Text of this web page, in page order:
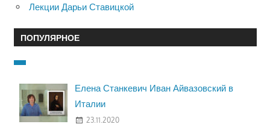
Лекции Дарьи Ставицкой
ПОПУЛЯРНОЕ
Елена Станкевич Иван Айвазовский в
Италии
23.11.2020